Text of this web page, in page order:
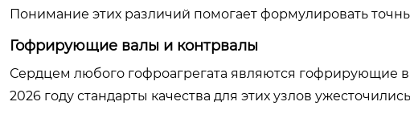
Понимание этих различий помогает формулировать
Гофрирующие валы и контрвалы
Сердцем любого гофроагрегата являются
2026 году стандарты качества для этих узлов